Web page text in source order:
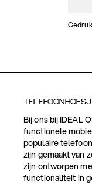
Bij ons bij IDEAL
functionele
populaire
zijn gemaakt van
zijn ontworpen
functionaliteit in